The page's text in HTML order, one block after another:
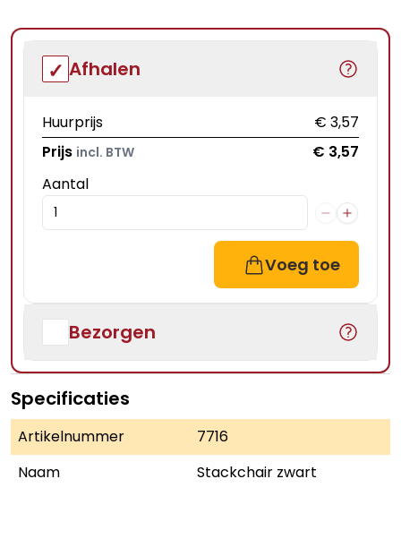
Afhalen
Huurprijs
€ 3,57
Prijs incl. BTW
€ 3,57
Aantal
Voeg toe
Bezorgen
Specificaties
Artikelnummer
7716
Naam
Stackchair zwart